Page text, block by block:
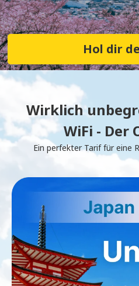
Hol dir
Wirklich
WiFi - Der
Ein perfekter Tarif für eine